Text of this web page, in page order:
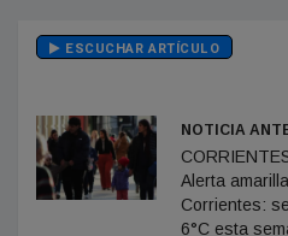
ESCUCHAR ARTÍCULO
NOTICIA
Alerta
Corrientes:
6°C esta